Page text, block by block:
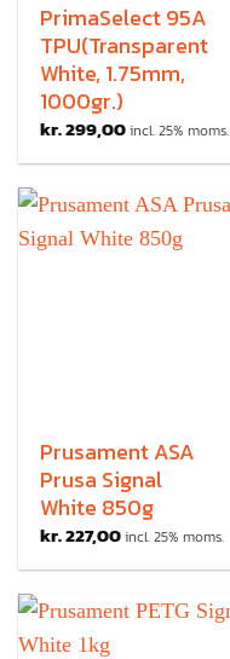
PrimaSelect 95A
TPU(Transparent
White, 1.75mm,
1000gr.)
kr.299,00incl. 25% moms.
Prusament ASA
Prusa Signal
White 850g
kr.227,00incl. 25% moms.